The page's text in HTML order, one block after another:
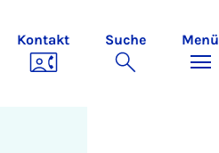
Kontakt Suche Menü